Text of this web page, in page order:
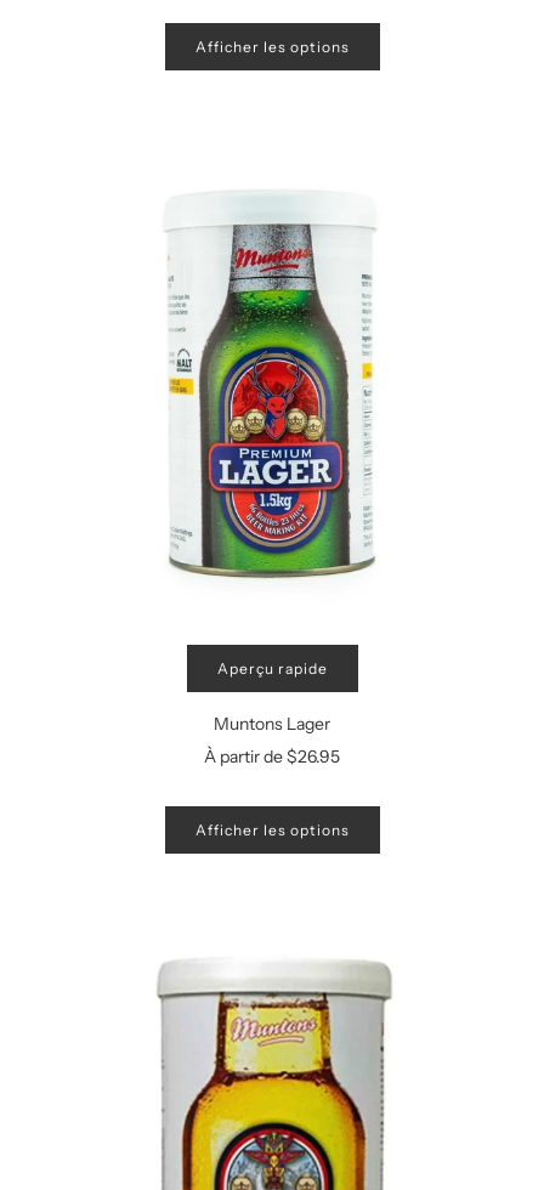
Afficher les options
Aperçu rapide
Muntons Lager
À partir de$26.95
Afficher les options